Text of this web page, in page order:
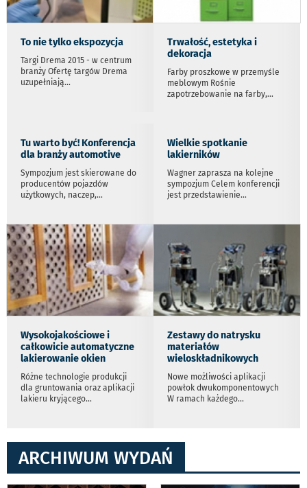
To nie tylko ekspozycja
Targi Drema 2015 - w centrum
branży Ofertę targów Drema
uzupełniają...
Trwałość, estetyka i
dekoracja
Farby proszkowe w przemyśle
meblowym Rośnie
zapotrzebowanie na farby,...
Tu warto być! Konferencja
dla branży automotive
Sympozjum jest skierowane do
producentów pojazdów
użytkowych, naczep,...
Wielkie spotkanie
lakierników
Wagner zaprasza na kolejne
sympozjum Celem konferencji
jest przedstawienie...
Wysokojakościowe i
całkowicie automatyczne
lakierowanie okien
Różne technologie produkcji
dla gruntowania oraz aplikacji
lakieru kryjącego...
Zestawy do natrysku
materiałów
wieloskładnikowych
Nowe możliwości aplikacji
powłok dwukomponentowych
W ramach każdego...
ARCHIWUM WYDAŃ